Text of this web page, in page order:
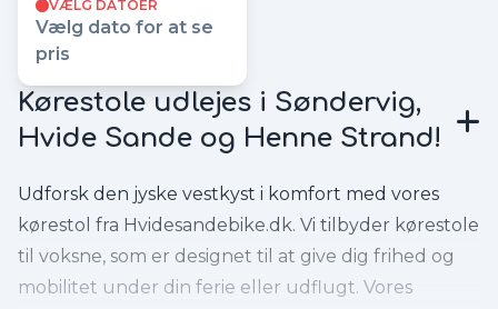
VÆLG DATOER
Vælg dato for at se
pris
Kørestole udlejes i Søndervig,
Hvide Sande og Henne Strand!
Udforsk den jyske vestkyst i komfort med vores
kørestol fra Hvidesandebike.dk. Vi tilbyder kørestole
til voksne, som er designet til at give dig frihed og
mobilitet under din ferie eller udflugt. Vores